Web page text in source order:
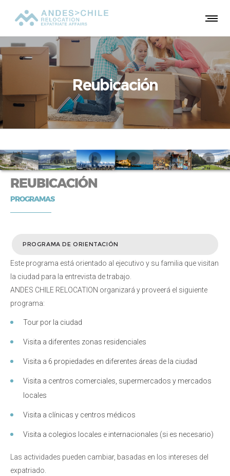
Reubicación
REUBICACIÓN
PROGRAMAS
PROGRAMA DE ORIENTACIÓN
Este programa está orientado al ejecutivo y su familia que visitan
la ciudad para la entrevista de trabajo.
ANDES CHILE RELOCATION organizará y proveerá el siguiente
programa:
Tour por la ciudad
Visita a diferentes zonas residenciales
Visita a 6 propiedades en diferentes áreas de la ciudad
Visita a centros comerciales, supermercados y mercados
locales
Visita a clínicas y centros médicos
Visita a colegios locales e internacionales (si es necesario)
Las actividades pueden cambiar, basadas en los intereses del
expatriado.